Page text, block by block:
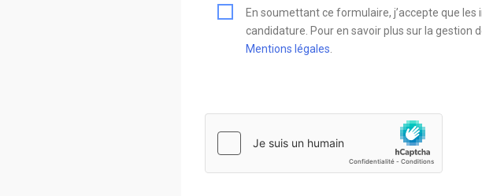
En soumettant ce formulaire, j’accepte que
candidature. Pour en savoir plus sur la gestion
Mentions légales.
hCaptcha